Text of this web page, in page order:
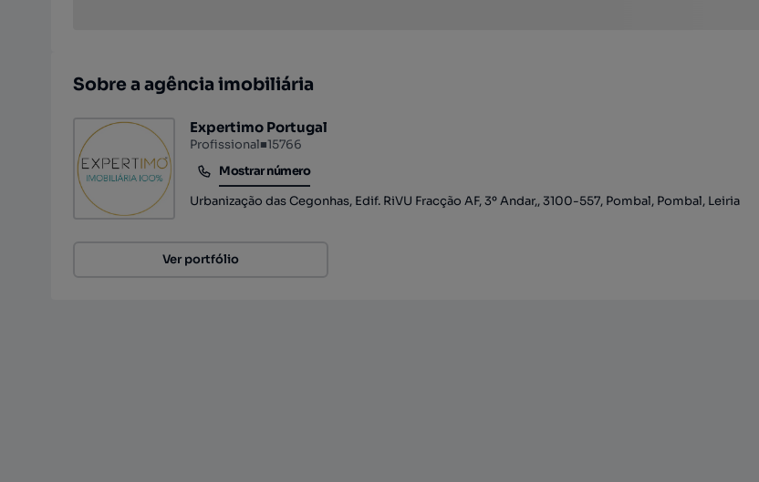
Sobre a agência imobiliária
Expertimo Portugal
Profissional■15766
Mostrar número
Mostrar número
Urbanização das Cegonhas, Edif. RiVU Fracção AF, 3º Andar,, 3100-557, Pombal, Pombal, Leiria
Ver portfólio